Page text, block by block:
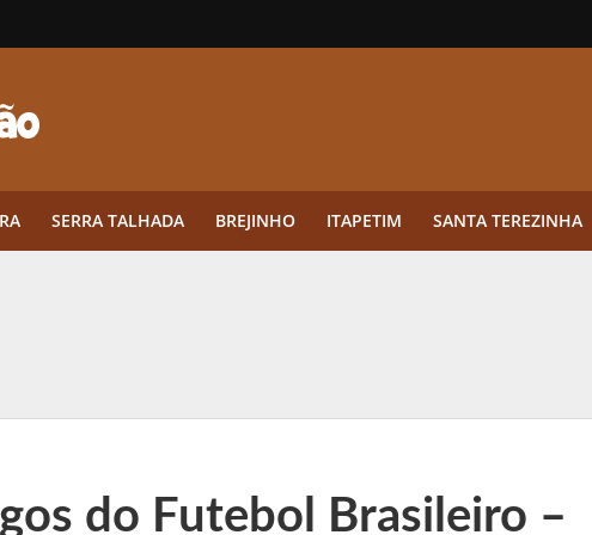
SERRA TALHADA BREJINHO ITAPETIM SANTA TEREZINHA
torneio semanal “Mestres das Rodadas” focado em multiplicadores
do Futebol Brasileiro –